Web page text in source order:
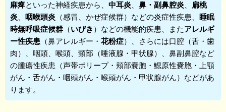
麻痺といった神経疾患から、 中耳炎 鼻・副鼻腔炎
扁桃
炎
咽喉頭炎 （感冒、かぜ症候群）などの炎症性疾患、 睡眠
時無呼吸症候群 （いびき）などの機能的疾患、またアレルギ
ー性疾患 （鼻アレルギー・ 花粉症）、さらには口腔（舌・歯
肉）、咽頭、喉頭、頸部（唾液腺・甲状腺）、鼻副鼻腔など
の腫瘍性疾患（声帯ポリープ・頬部嚢胞・鰓原性嚢胞・上顎
がん・舌がん・咽頭がん・喉頭がん・甲状腺がん）などがあ
ります。